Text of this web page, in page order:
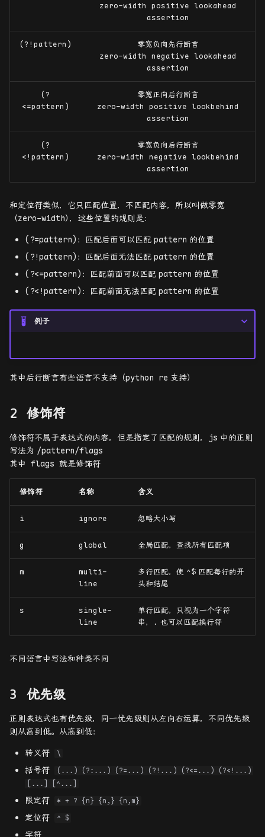
zero-width positive lookahead
assertion
(?!pattern)
零宽负向先行断言
zero-width negative lookahead
assertion
(?
<=pattern)
零宽正向后行断言
zero-width positive lookbehind
assertion
(?
<!pattern)
零宽负向后行断言
zero-width negative lookbehind
assertion
和定位符类似，它只匹配位置，不匹配内容，所以叫做零宽
（zero-width），这些位置的规则是：
(?=pattern)：匹配后面可以匹配 pattern 的位置
(?!pattern)：匹配后面无法匹配 pattern 的位置
(?<=pattern) ：匹配前面可以匹配 pattern 的位置
(?<!pattern)：匹配前面无法匹配 pattern 的位置
例子
其中后行断言有些语言不支持（python re 支持）
修饰符
修饰符不属于表达式的内容，但是指定了匹配的规则， js 中的正则
写法为 /pattern/flags
其中 flags 就是修饰符
修饰符 名称 含义
i ignore 忽略大小写
g global 全局匹配，查找所有匹配项
m
multi-
line
多行匹配，使 ^$ 匹配每行的开
头和结尾
s
single-
line
单行匹配，只视为一个字符
串，
. 也可以匹配换行符
不同语言中写法和种类不同
优先级
正则表达式也有优先级，同一优先级则从左向右运算，不同优先级
则从高到低。从高到低：
转义符
\
括号符
(...) (?:...) (?=...) (?!...) (?<=...) (?<!...)
[...] [^...]
限定符 * + ? {n} {n,} {n,m}
定位符 ^ $
字符